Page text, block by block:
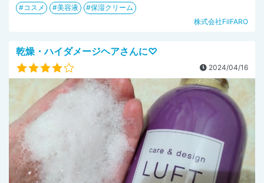
コスメ 美容液
保湿クリーム
株式会社FilFARO
乾燥・ハイダメージヘアさんに♡
2024/04/16